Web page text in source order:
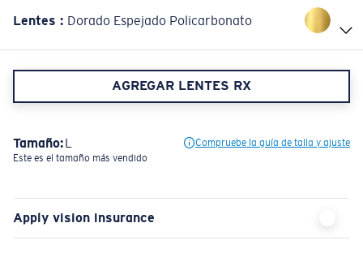
Lentes : Dorado Espejado Policarbonato
AGREGAR LENTES RX
Tamaño:L
Compruebe la guía de talla y ajuste
Este es el tamaño más vendido
Apply vision insurance